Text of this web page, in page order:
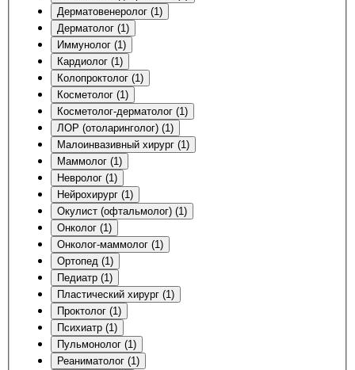
Дерматовенеролог (1)
Дерматолог (1)
Иммунолог (1)
Кардиолог (1)
Колопроктолог (1)
Косметолог (1)
Косметолог-дерматолог (1)
ЛОР (отоларинголог) (1)
Малоинвазивный хирург (1)
Маммолог (1)
Невролог (1)
Нейрохирург (1)
Окулист (офтальмолог) (1)
Онколог (1)
Онколог-маммолог (1)
Ортопед (1)
Педиатр (1)
Пластический хирург (1)
Проктолог (1)
Психиатр (1)
Пульмонолог (1)
Реаниматолог (1)